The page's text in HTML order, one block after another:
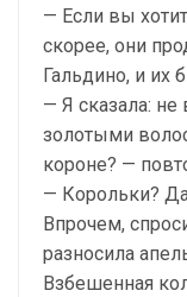
— Если вы
скорее, они
Гальдино, и их
— Я сказала:
золотыми
короне? —
— Корольки?
Впрочем,
разносила
Взбешенная